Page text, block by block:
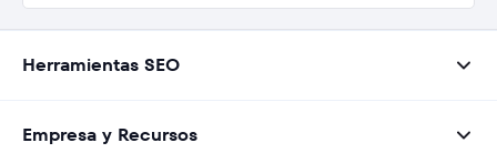
Herramientas SEO
Empresa y Recursos